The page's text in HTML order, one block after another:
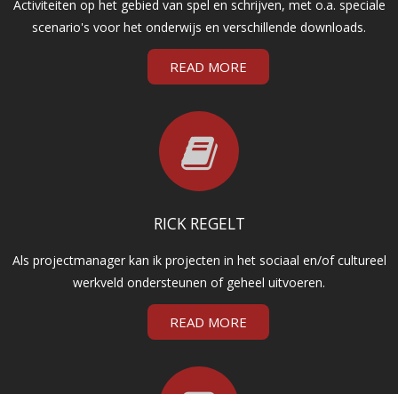
Activiteiten op het gebied van spel en schrijven, met o.a. speciale
scenario's voor het onderwijs en verschillende downloads.
READ MORE
RICK REGELT
Als projectmanager kan ik projecten in het sociaal en/of cultureel
werkveld ondersteunen of geheel uitvoeren.
READ MORE